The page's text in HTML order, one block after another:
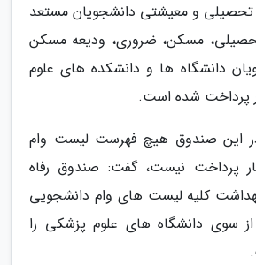
تحصیلی و معیشتی دانشجویان مستعد
مسکن، ضروری، ودیعه مسکن
دانشگاه ها و دانشکده های علوم
پرداخت شده است.
در این صندوق هیچ فهرست لیست وام
پرداخت نیست، گفت: صندوق رفاه
کلیه لیست های وام دانشجویی
سوی دانشگاه های علوم پزشکی را